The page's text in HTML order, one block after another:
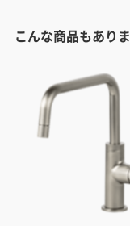
こんな商品もあり